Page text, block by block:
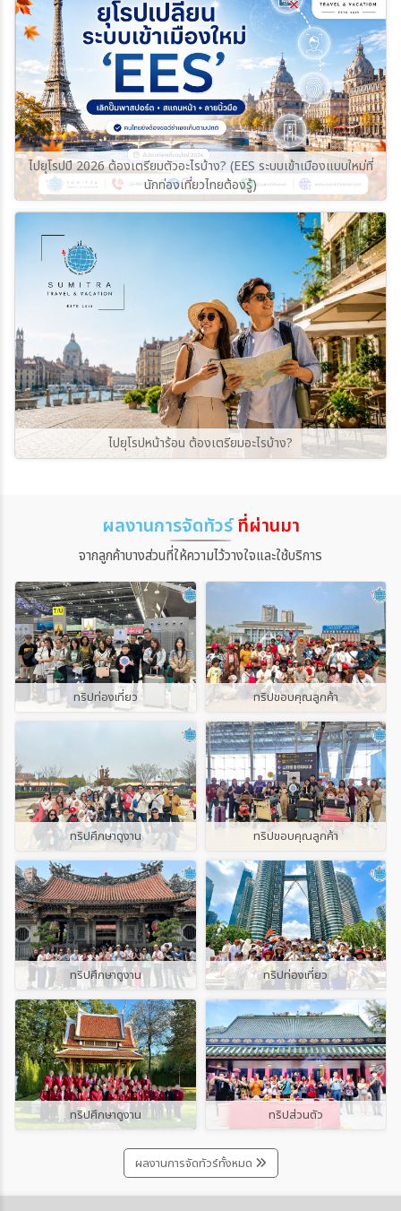
โดยทั่วไปสามารถแบ่งได้เป็น 4 ฤดู แต่อุณหภูมิ
จริงจะแตกต่างกันตามภูมิภาคและระดับความสูง
ฤดูใบไม้ผลิ เดือนมีนาคม–พฤษภาคมอากาศเริ่มอุ่น
ขึ้น ดอกไม้และต้นไม้เริ่มผลิบาน เหมาะกับการ
เที่ยวชมเมืองและธรรมชาติ แต่ช่วงต้นฤดูยังอาจ
พบอากาศหนาวหรือหิมะในพื้นที่ภูเขาฤดูร้อน เดือน
มิถุนายน–สิงหาคมเป็นช่วงที่เหมาะกับการเที่ยว
ทะเลสาบ อุทยานแห่งชาติ และเส้นทางเดินป่า
พื้นที่ราบอาจมีอากาศค่อนข้างร้อน ขณะที่บริเวณ
ภูเขาจะเย็นสบายกว่าฤดูใบไม้ร่วง เดือนกันยายน–
ตุลาคมหนึ่งในช่วงยอดนิยมสำหรับการท่องเที่ยว
อากาศไม่ร้อนหรือหนาวจนเกินไป ใบไม้เริ่มเปลี่ยน
สี เหมาะกับการถ่ายภาพและเที่ยวธรรมชาติฤดู
หนาว เดือนพฤศจิกายน–กุมภาพันธ์หลายพื้นที่มี
หิมะปกคลุม อากาศค่อนข้างหนาว โดยเฉพาะเมือง
อัสตานา เหมาะสำหรับคนที่ต้องการชมวิวฤดูหนาว
เล่นสกี หรือสัมผัสบรรยากาศเมืองหิมะสถานที่ท่อง
เที่ยวคาซัคสถานที่ไม่ควรพลาดCharyn
Canyonแคนยอนขนาดใหญ่ที่มีหน้าผาและชั้นหิน
รูปร่างแปลกตา จนได้รับการขนานนามว่าเป็นหนึ่ง
ในแกรนด์แคนยอนแห่งเอเชียกลาง ตั้งอยู่ห่าง
จากเมืองอัลมาตีประมาณ 200 กิโลเมตรKolsai
Lakesกลุ่มทะเลสาบบนภูเขาที่มีน้ำสีฟ้าใส ราย
ล้อมด้วยป่าสนและเทือกเขา เหมาะสำหรับการชม
ผิวน้ำ กลายเป็นภาพธรรมชาติที่มีเอกลักษณ์และ
หาชมได้ยากBig Almaty Lakeทะเลสาบบนภูเขา
ใกล้เมืองอัลมาตี มีสีของน้ำเปลี่ยนแปลงตามแสง
และฤดูกาล ตั้งอยู่ท่ามกลางภูเขาสูงและยอดเขาที่
อาจมีหิมะปกคลุมการเข้าชมและเส้นทางขึ้น
ทะเลสาบอาจมีการควบคุมหรือเปลี่ยนแปลงเป็น
ระยะ บางช่วงอาจต้องเดินเท้าหรือใช้เส้นทางที่
กำหนด จึงควรตรวจสอบข้อมูลก่อนออกเดิน
ทางShymbulak Mountain Resortรีสอร์ตบ
นภูเขาชื่อดังใกล้เมืองอัลมาตี เป็นจุดเล่นสกีในฤดู
หนาว และสามารถนั่งกระเช้าขึ้นไปชมวิวภูเขาได้ใน
ช่วงที่เปิดให้บริการBaiterek Towerแลนด์มาร์ก
สำคัญใจกลางเมืองอัสตานา มีรูปทรงโดดเด่นและ
สื่อถึงเรื่องราวทางประวัติศาสตร์และความเชื่อ
ของชาวคาซัคHazret Sultan Mosqueหนึ่งใน
มัสยิดสำคัญของเมืองอัสตานา โดดเด่นด้วย
สถาปัตยกรรมอิสลาม ผสมผสานลวดลายแบบคา
ซัค สามารถรองรับผู้เข้าร่วมพิธีได้หลายพันคน
ปัจจุบันเมืองอัสตานายังมี Astana Grand
Mosque ซึ่งมีขนาดใหญ่กว่าและเป็นอีกหนึ่ง
สถานที่ที่น่าสนใจสำหรับผู้ที่ชื่นชอบงาน
สถาปัตยกรรมAltyn-Emel National
Parkอุทยานแห่งชาติขนาดใหญ่ที่มีภูมิประเทศ
หลากหลาย ทั้งภูเขา ทุ่งหญ้าสเตปป์ และทะเล
ทราย ไฮไลต์สำคัญคือ Singing Dune หรือเนิน
ทรายร้องเพลง ซึ่งสามารถเกิดเสียงคล้ายเสียง
ก้องเมื่อเม็ดทรายเคลื่อนตัวเมืองท่องเที่ยว
แนะนำAlmatyเมืองท่องเที่ยวยอดนิยมที่รายล้อม
ด้วยภูเขา มีทั้งคาเฟ่ ร้านอาหาร สวนสาธารณะ
และแหล่งท่องเที่ยวธรรมชาติ เหมาะสำหรับใช้เป็น
เมืองหลักในการเดินทางไป Charyn Canyon,
Kolsai Lakes และ Kaindy LakeAstanaเมือง
หลวงที่เต็มไปด้วยสถาปัตยกรรมสมัยใหม่ อาคาร
รูปทรงแปลกตา และแลนด์มาร์กสำคัญ เช่น
Baiterek Tower, Khan Shatyr และมัสยิด
โดยอัตโนมัติข้อมูลเดิม: 1,000 เยนต่อคนข้อมูล
ใหม่ปี 2026: ปรับเป็น 3,000 เยนต่อคน (มีผลกับ
ผู้เดินทางอายุ 2 ปีขึ้นไปทุกคน)หมายเหตุ: ภาษีนี้มี
ผลบังคับใช้อย่างเป็นทางการตั้งแต่วันที่ 1 กรกฏา
คม 2026 ตามมติคณะรัฐมนตรีญี่ปุ่น 2. ระบบคืน
ภาษี (Tax-Free Shopping) แบบใหม่ บังคับใช้
เต็มรูปแบบนี่คือสิ่งที่สายช้อปปิ้งต้องจำให้ขึ้นใจ
เพราะญี่ปุ่นกำลังจะเปลี่ยนระบบ Tax-Free
Shopping โฉมใหม่ (มีผลบังคับใช้เต็มรูปแบบ
ตั้งแต่วันที่ 1 พฤศจิกายน 2026)แบบเดิม: ยื่น
พาสปอร์ตแล้วร้านค้าหักลดภาษี 10% ให้ทันทีที่
เคาน์เตอร์จ่ายเงินแบบใหม่: คุณต้องจ่ายเงินราคา
เต็ม (รวมภาษี) ที่ร้านค้าก่อน จากนั้นจึงนำใบเสร็จ
และสินค้าไปทำเรื่อง ขอคืนภาษี (Refund) ที่ตู้คี
ออส ณ สนามบินก่อนบินกลับข้อควรระวัง: วิธีนี้
ทำให้ต้องเผื่อเวลาไปสนามบินเพิ่มขึ้นประมาณ 30-
60 นาที และศุลกากรอาจขอตรวจดูสินค้าจริง หาก
เปิดใช้หรือกินของในกลุ่มสินค้าอุปโภคบริโภคก่อน
ออกนอกประเทศ จะไม่สามารถขอคืนภาษีได้3. จัด
ระเบียบเขาฟูจิ: จำกัดคนและเก็บค่าธรรมเนียม
ถาวรสำหรับสายไฮกิ้งหรือการเยี่ยมชมความงาม
ของเขาฟูจิอย่างใกล้ชิด กฎระเบียบใหม่ที่เริ่มต้นใน
ปี 2025 จะมีผลบังคับใช้อย่างต่อเนื่องและเข้ม
งวดตลอดฤดูกาลปี 2026 (ช่วงเดือนกรกฎาคม-
กันยายน) เพื่อแก้ปัญหาการท่องเที่ยวที่ล้นเกินค่า
ดุลยพินิจของแต่ละเส้นทาง)จำกัดคน: ทางขึ้นเส้น
ทางหลัก (เช่น เส้นทาง Yoshida) จะจำกัดผู้ปีน
สูงสุดต่อวันเวลาปิด: ประตูทางขึ้นจะปิดระหว่าง
ผู้ที่ไม่มีใบจองที่พักบนเขา เพื่อป้องกันการปีนเขา
แบบรวดเดียวโดยไม่ได้นอนพัก (Bullet
Climbing) ซึ่งอันตรายมาก4. ภาษีที่พัก
(Lodging Tax) ในเมืองท่องเที่ยวหลัก ปรับตัว
สูงขึ้นหากมีการวางแผนพักในเมืองใหญ่อย่าง
โตเกียว เกียวโต และโอซาก้า ต้องเผื่อค่าใช้จ่าย
สำหรับภาษีที่พักซึ่งมีผลบังคับใช้อย่างต่อเนื่อง
ตลอดปี 2026 และมีแนวโน้มปรับขึ้นในโรงแรม
ระดับหรูรูปแบบ: เป็นภาษีที่เก็บตามระดับราคาห้อง
พักต่อคืนต่อคน โดยทั่วไปจะอยู่ระหว่าง 100 ถึง
1,000 เยนสถานการณ์ปี 2026: เมืองเกียวโต
และโอซาก้าได้ประกาศปรับอัตราภาษี โดยเฉพาะใน
โรงแรมระดับ 4-5 ดาว หรือเรียวกังระดับไฮเอนด์
ค่าภาษีอาจสูงขึ้นกว่าปกติ แนะนำให้ตรวจสอบราย
ละเอียดราคาเน็ต (Net Price) ที่รวมภาษีท้องถิ่น
แล้วก่อนกดจอง5. การบังคับใช้กฎระเบียบท้องถิ่น
ที่เข้มงวด (ค่าปรับหน้างาน)ญี่ปุ่นเพิ่มการบังคับใช้
กฎหมายและระเบียบท้องถิ่นอย่างเข้มงวดในเมือง
ท่องเที่ยวเพื่อรักษาความเรียบร้อยและแก้ปัญหา
ขยะห้ามดื่มแอลกอฮอล์บนท้องถนน: ย่านชิบูย่า
(Shibuya) และหลายเขตในโตเกียวประกาศแบน
การดื่มเหล้า/เบียร์บนทางสาธารณะตลอดปี ช่วง
เวลา 18:00 น. - 05:00 น.ห้ามสูบบุหรี่ในที่
สาธารณะ: เมืองโอซาก้าและหลายเขตในโตเกียว
สั่งแบนการสูบบุหรี่บนทางเท้า หากฝ่าฝืนมีโทษปรับ
หน้างานทันที ต้องสูบในพื้นที่สำหรับสูบบุหรี่เท่านั้น
ห้ามทิ้งขยะไม่เป็นที่: เขตท่องเที่ยวสำคัญหลาย
แห่งเริ่มปรับเงินทันทีสำหรับผู้ที่ทิ้งขยะไม่เป็นที่
รวมถึงก้นบุหรี่และขยะจากการรับประทานอาหาร
รู้จักจองบางอย่างล่วงหน้า ทริปยุโรปจะสบายขึ้น
ประหยัดเวลา และคุ้มค่ากว่าเดิมมากจากข้อมูลของ
Eurostat ปี 2025 เดือนที่มีการเข้าพักในที่พัก
ท่องเที่ยวของสหภาพยุโรปสูงที่สุดคือ สิงหาคม
16% และ กรกฎาคม 15% ของจำนวนคืนเข้าพัก
ทั้งปี โดยเดือนพีคสูงกว่าเดือนโลว์ซีซันอย่าง
มกราคมถึงประมาณ 3.6 เท่า จึงไม่แปลกที่หลาย
เมืองยุโรปจะหนาแน่นมากในช่วงหน้าร้อน
(European Commission)1. เลือกเดินทางช่วง
Shoulder Season แทนช่วงพีคช่วงที่ควร
พิจารณามากที่สุดคือ เมษายน–มิถุนายน และ
กันยายน–พฤศจิกายน เพราะเป็นช่วงคาบเกี่ยว
ระหว่างโลว์ซีซันกับไฮซีซัน หรือที่เรียกว่า
Shoulder Seasonข้อดีคืออากาศยังเหมาะกับ
การเที่ยว แสงสวย ถ่ายรูปดี คนไม่แน่นเท่าช่วง
กรกฎาคม–สิงหาคม และราคาตั๋วเครื่องบินหรือ
โรงแรมมักมีโอกาสยืดหยุ่นกว่าช่วงพีคข้อมูลจาก
European Travel Commission ยังสะท้อนว่า
คนยุโรปเองเริ่มสนใจ “เมืองรอง” หรือจุดหมายที่
ไม่ใช่เส้นทางยอดนิยมมากขึ้น โดยในรายงานปี
2025 มีนักเดินทางกว่า 55% ที่สนใจเดินทางไป
ยังจุดหมายแบบ off-the-beaten-path เพิ่มขึ้น
จาก 48% ในช่วงก่อนหน้า (ETC
Corporate)สรุปง่าย ๆ:ถ้าอยากเที่ยวยุโรปแบบ
ไม่เหนื่อยเกินไป ควรเลี่ยงกรกฎาคม–สิงหาคม ถ้า
รอง”ปารีส โรม เวนิส บาร์เซโลนา อัมสเตอร์ดัม
และลอนดอน เป็นเมืองที่ควรไปสักครั้ง แต่ถ้าใส่
แต่เมืองดังทั้งทริป อาจเจอทั้งคนเยอะ ค่าใช้จ่าย
เส้นทางแบบผสม เช่น - ฝรั่งเศส: ปารีส + ลียง /
สตราสบูร์ก / โคลมาร์- อิตาลี: โรม + โบโลญญา /
เวโรนา / เซียนา- สเปน: บาร์เซโลนา + บาเลนเซีย
/ ซาราโกซา / กรานาดา- เยอรมนี: มิวนิก + นูเรม
เบิร์ก / โรเธนบวร์ก / ไฮเดลเบิร์ก- สวิตเซอร์
แลนด์: ลูเซิร์น + อินเทอร์ลาเคน / เบิร์น / มงเท
รอซ์การผสมเมืองรองช่วยให้ทริปมีจังหวะหายใจ
ไม่ต้องเร่งตลอดเวลา และหลายเมืองยังมีเสน่ห์
แบบยุโรปแท้ ๆ ที่นักท่องเที่ยวทั่วไปอาจมอง
ข้าม3. จองตั๋วแบบระบุเวลาเข้าชมล่วงหน้าแลนด์
มาร์กยอดนิยมในยุโรปจำนวนมากใช้ระบบจองเวลา
เข้าชม เช่น พิพิธภัณฑ์ โบสถ์ พระราชวัง หรือจุด
ชมวิว หากไม่จองล่วงหน้า อาจเสียเวลาต่อคิว
หรือบางแห่งตั๋วเต็มในวันนั้นตัวอย่างเช่น Louvre
Museum ในปารีส แนะนำให้ผู้เข้าชมทุกคน รวม
ถึงผู้ที่มีสิทธิ์เข้าฟรี จองตั๋วแบบระบุเวลาเข้าชม
ผ่านระบบออนไลน์ก่อนเดินทาง (Le Louvre)
ส่วน Sagrada Família ในบาร์เซโลนาแจ้งชัดเจน
ว่าผู้เข้าชมต้องมาตามช่วงเวลาที่ระบุในตั๋ว และตั๋ว
ซื้อผ่านออนไลน์เท่านั้น
(sagradafamilia.org)สถานที่ที่ควรเช็กตั๋วล่วง
หน้าเสมอ เช่น- Louvre Museum, Paris-
Eiffel Tower, Paris- Vatican Museums,
Rome- Colosseum, Rome- Sagrada
Família, Barcelona- Alhambra, Granada-
Anne Frank House, Amsterdam-
Jungfraujoch, Switzerlandการจองล่วงหน้า
ไม่ใช่แค่ช่วยประหยัดเวลา แต่ยังช่วยให้จัด
โปรแกรมแต่ละวันได้แม่นขึ้น ไม่ต้องเผื่อเวลารอ
รูปสวยและเจอคนน้อยกว่าเดิม ควรเลือกเวลา
เที่ยวให้ดี ไม่ใช่ไปถึงทุกที่ช่วง 10.00–15.00 น.
เพราะเป็นช่วงที่กรุ๊ปทัวร์และนักท่องเที่ยวส่วนใหญ่
ไปยุโรปปี 2026 ต้องเตรียมตัวอะไรบ้าง? (EES ระบบเข้าเมืองแบบใหม่ที่
นักท่องเที่ยวไทยต้องรู้)
ไปยุโรปหน้าร้อน ต้องเตรียมอะไรบ้าง?
ผลงานการจัดทัวร์ที่ผ่านมา
จากลูกค้าบางส่วนที่ให้ความไว้วางใจและใช้บริการ
ทริปท่องเที่ยว ทริปขอบคุณลูกค้า
ทริปศึกษาดูงาน ทริปขอบคุณลูกค้า
ทริปศึกษาดูงาน ทริปท่องเที่ยว
ทริปศึกษาดูงาน ทริปส่วนตัว
ผลงานการจัดทัวร์ทั้งหมด